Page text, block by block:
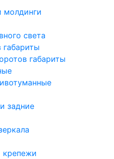
молдинги
света
габариты
задние
крепежи